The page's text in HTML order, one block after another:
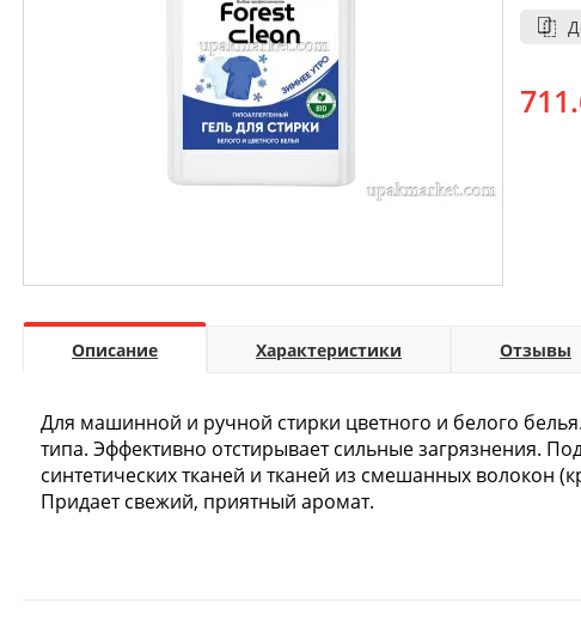
Описание Характеристики Отзывы
Для машинной и ручной стирки цветного и белого
типа. Эффективно отстирывает сильные загрязнения.
синтетических тканей и тканей из смешанных волокон
Придает свежий, приятный аромат.